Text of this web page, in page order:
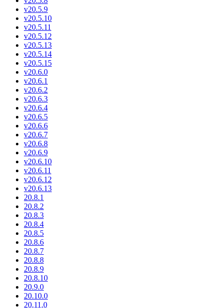
v20.5.9
v20.5.10
v20.5.11
v20.5.12
v20.5.13
v20.5.14
v20.5.15
v20.6.0
v20.6.1
v20.6.2
v20.6.3
v20.6.4
v20.6.5
v20.6.6
v20.6.7
v20.6.8
v20.6.9
v20.6.10
v20.6.11
v20.6.12
v20.6.13
20.8.1
20.8.2
20.8.3
20.8.4
20.8.5
20.8.6
20.8.7
20.8.8
20.8.9
20.8.10
20.9.0
20.10.0
20.11.0